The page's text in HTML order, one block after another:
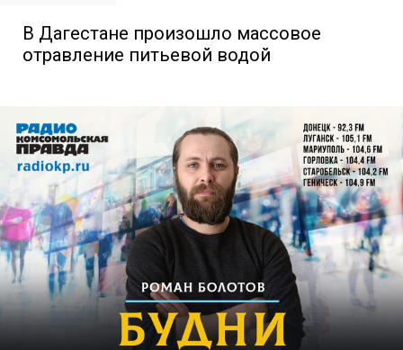
В Дагестане произошло массовое
отравление питьевой водой